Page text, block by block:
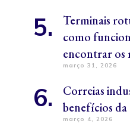
Terminais
como
encontrar os
março 31, 2026
Correias
benefícios da
março 4, 2026